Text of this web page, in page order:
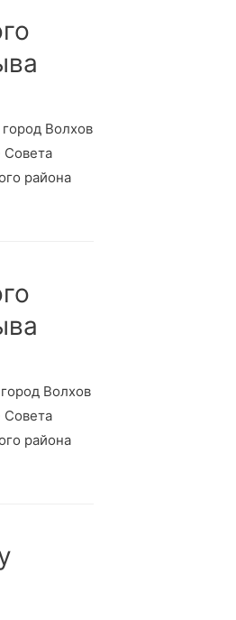
Волхов
Совета
района
Волхов
Совета
района